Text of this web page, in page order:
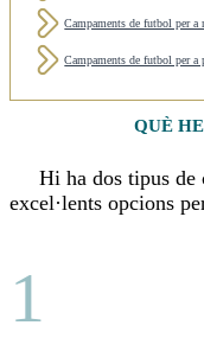
Campaments de futbol per a
Campaments de futbol per a
QUÈ
Hi ha dos tipus de
excel·lents opcions
1